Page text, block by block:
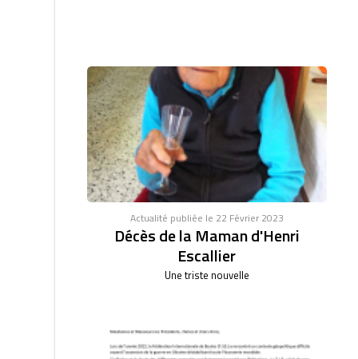
Actualité publiée le 22 Février 2023
Décès de la Maman d'Henri
Escallier
Une triste nouvelle